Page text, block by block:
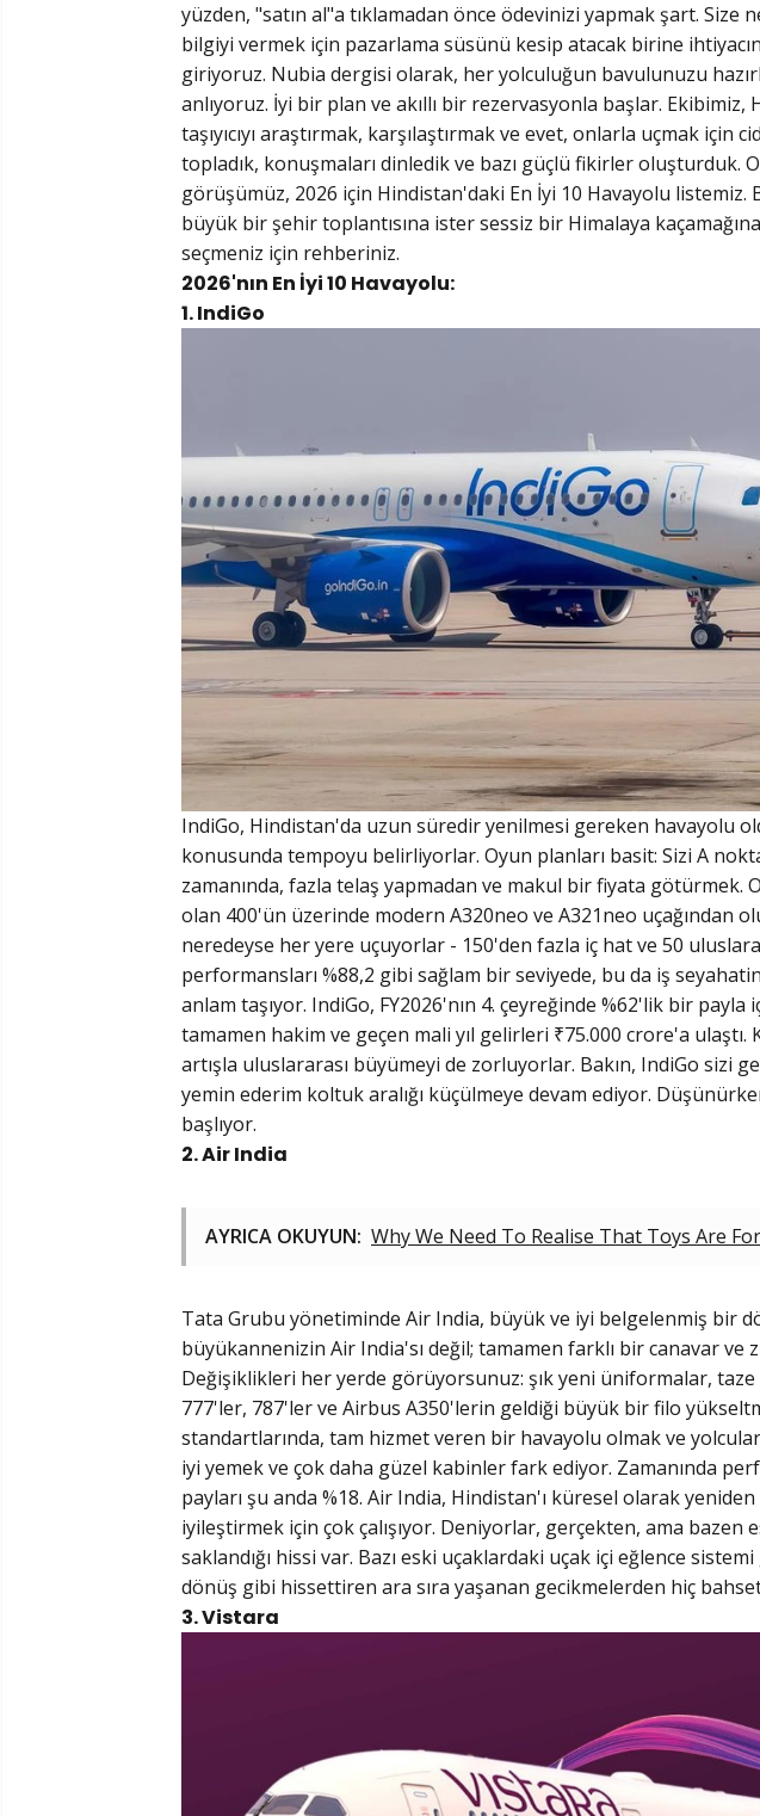
yüzden, "satın al"a tıklamadan önce ödevinizi yapmak şart. Size
bilgiyi vermek için pazarlama süsünü kesip atacak birine
giriyoruz. Nubia dergisi olarak, her yolculuğun bavulunuzu
anlıyoruz. İyi bir plan ve akıllı bir rezervasyonla başlar.
taşıyıcıyı araştırmak, karşılaştırmak ve evet, onlarla uçmak için
topladık, konuşmaları dinledik ve bazı güçlü fikirler oluşturduk.
görüşümüz, 2026 için Hindistan'daki En İyi 10 Havayolu listemiz.
büyük bir şehir toplantısına ister sessiz bir Himalaya
seçmeniz için rehberiniz.
2026'nın En İyi 10 Havayolu:
1. IndiGo
IndiGo, Hindistan'da uzun süredir yenilmesi gereken havayolu
konusunda tempoyu belirliyorlar. Oyun planları basit: Sizi A
zamanında, fazla telaş yapmadan ve makul bir fiyata götürmek.
olan 400'ün üzerinde modern A320neo ve A321neo uçağından
neredeyse her yere uçuyorlar - 150'den fazla iç hat ve 50
performansları %88,2 gibi sağlam bir seviyede, bu da iş
anlam taşıyor. IndiGo, FY2026'nın 4. çeyreğinde %62'lik bir payla
tamamen hakim ve geçen mali yıl gelirleri ₹75.000 crore'a ulaştı.
artışla uluslararası büyümeyi de zorluyorlar. Bakın, IndiGo sizi
yemin ederim koltuk aralığı küçülmeye devam ediyor.
başlıyor.
2. Air India
AYRICA OKUYUN: Why We Need To Realise That Toys Are
Tata Grubu yönetiminde Air India, büyük ve iyi belgelenmiş bir
büyükannenizin Air India'sı değil; tamamen farklı bir canavar ve
Değişiklikleri her yerde görüyorsunuz: şık yeni üniformalar, taze
777'ler, 787'ler ve Airbus A350'lerin geldiği büyük bir filo
standartlarında, tam hizmet veren bir havayolu olmak ve
iyi yemek ve çok daha güzel kabinler fark ediyor. Zamanında
payları şu anda %18. Air India, Hindistan'ı küresel olarak
iyileştirmek için çok çalışıyor. Deniyorlar, gerçekten, ama bazen
saklandığı hissi var. Bazı eski uçaklardaki uçak içi eğlence
dönüş gibi hissettiren ara sıra yaşanan gecikmelerden hiç
3. Vistara